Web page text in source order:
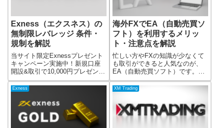
Exness（エクスネス）の
無制限レバレッジ 条件・
規制を解説
当サイト限定Exnessプレゼント
キャンペーン実施中！新規口座
開設&取引で10,000円プレゼント
FX業者のExness（エクスネス）
のプレゼント企画！Exnessで口
10,000円もらえます。10,000円
プレゼン
海外FXでEA（自動売買ソ
フト）を利用するメリッ
ト・注意点を解説
忙しい方やFXの知識が少なくて
も取引ができると人気なのが、
EA（自動売買ソフト）です。EA
は、パソコンに張り付いてチャ
ートを見続けなくても自動で取
す。専門トレーダーでなくて
も、自動売買ツールを使って取
引をするとい
Exness XM Trading